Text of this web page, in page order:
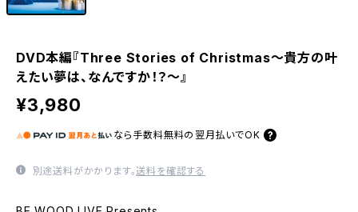
DVD本編『Three Stories of Christmas〜貴方の叶
えたい夢は、なんですか！？〜』
¥3,980
なら 手数料無料の 翌月払いでOK
別途送料がかかります。送料を確認する